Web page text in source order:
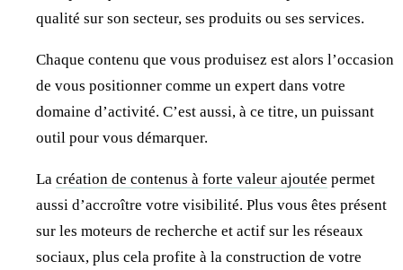
qualité sur son secteur, ses produits ou ses services.
Chaque contenu que vous produisez est alors l’occasion
de vous positionner comme un expert dans votre
domaine d’activité. C’est aussi, à ce titre, un puissant
outil pour vous démarquer.
La création de contenus à forte valeur ajoutée permet
aussi d’accroître votre visibilité. Plus vous êtes présent
sur les moteurs de recherche et actif sur les réseaux
sociaux, plus cela profite à la construction de votre